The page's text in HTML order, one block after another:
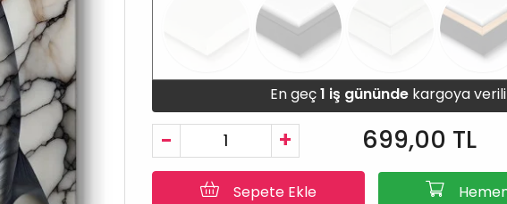
En geç1 iş gününde kargoya
- + 699,00 TL
Sepete Ekle